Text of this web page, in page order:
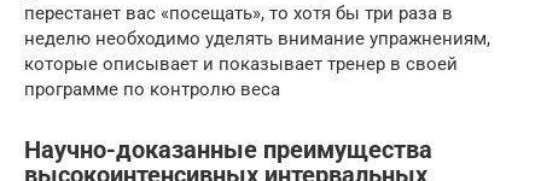
перестанет вас «посещать», то хотя бы три раза в
неделю необходимо уделять внимание упражнениям,
которые описывает и показывает тренер в своей
программе по контролю веса
Научно-доказанные преимущества
высокоинтенсивных интервальных